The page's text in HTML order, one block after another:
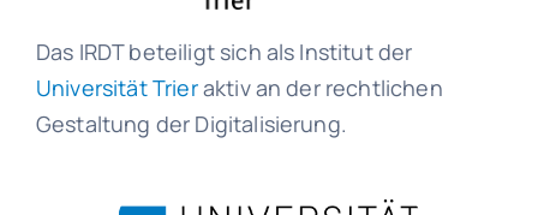
Das IRDT beteiligt sich als Institut der
Universität Trieraktiv an der rechtlichen
Gestaltung der Digitalisierung.